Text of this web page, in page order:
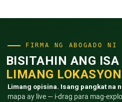
FIRMA NG ABOGADO
BISITAHIN ANG
LIMANG LOKASYON
Limang opisina. Isang pangkat na
mapa ay live — i-drag para mag-